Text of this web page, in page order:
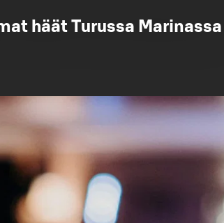
häät Turussa Marinassa